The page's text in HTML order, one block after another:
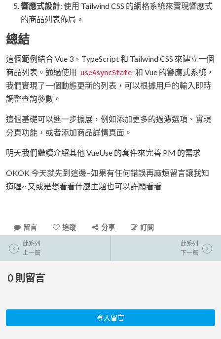
響應式設計: 使用 Tailwind CSS 的網格系統來實現響應式
的商品列表佈局。
總結
這個範例結合 Vue 3、TypeScript 和 Tailwind CSS 來建立一個
商品列表。通過使用 useAsyncState 和 Vue 的響應式系統，
我們實現了一個動態更新的列表，可以根據用戶的輸入即時
調整查詢參數。
這個基礎可以進一步擴展，例如添加更多的過濾選項、實現
分頁功能，或者添加商品詳情頁面。
明天我們繼續介紹其他 VueUse 的套件來完善 PM 的需求
OKOK 今天就先到這邊~如果有任何錯誤再麻煩留言讓我知
道喔~ 又或是想看看什麼主題也可以許願看看
留言 追蹤 分享 訂閱
此系列
上一篇
此系列
下一篇
0 則留言
登入留言